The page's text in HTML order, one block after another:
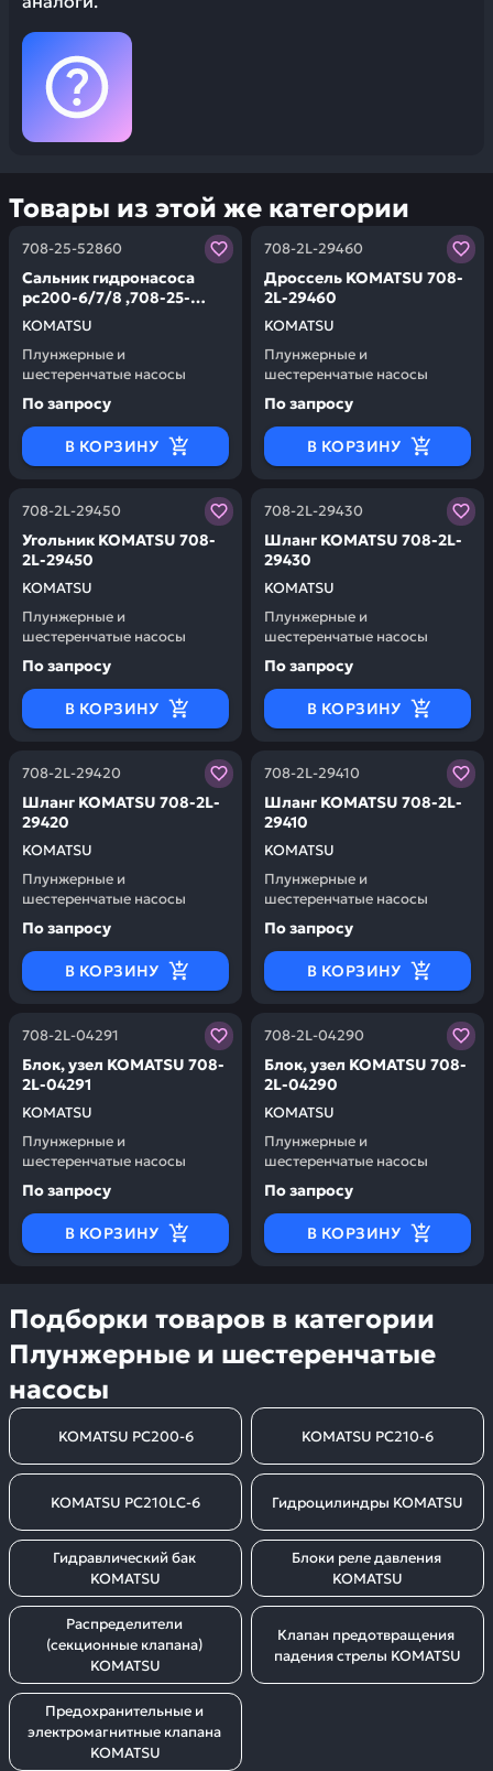
Товары из этой же категории
708-25-52860
KOMATSU
Сальник гидронасоса
pc200-6/7/8 ,708-25-
52861, 706-73-40920, 708-
27-14510,
45x68x12 мм KOMATSU
708-25-52860
Плунжерные и
шестеренчатые насосы
Заказывая запчасти у нас, вы получаете гарантию
По запросу
В КОРЗИНУ
708-2L-29460
KOMATSU
Дроссель KOMATSU 708-
2L-29460
Плунжерные и
шестеренчатые насосы
Заказывая запчасти у
По запросу
В КОРЗИНУ
708-2L-29450
KOMATSU
Угольник KOMATSU 708-
2L-29450
Плунжерные и
шестеренчатые насосы
Заказывая запчасти у нас, вы получаете гарантию
По запросу
В КОРЗИНУ
708-2L-29430
KOMATSU
Шланг KOMATSU 708-2L-
29430
Плунжерные и
шестеренчатые насосы
Заказывая запчасти у
По запросу
В КОРЗИНУ
708-2L-29420
KOMATSU
Шланг KOMATSU 708-2L-
29420
Плунжерные и
шестеренчатые насосы
Заказывая запчасти у нас, вы получаете гарантию
По запросу
В КОРЗИНУ
708-2L-29410
KOMATSU
Шланг KOMATSU 708-2L-
29410
Плунжерные и
шестеренчатые насосы
Заказывая запчасти у
По запросу
В КОРЗИНУ
708-2L-04291
KOMATSU
Блок, узел KOMATSU 708-
2L-04291
Плунжерные и
шестеренчатые насосы
Заказывая запчасти у нас, вы получаете гарантию
По запросу
В КОРЗИНУ
708-2L-04290
KOMATSU
Блок, узел KOMATSU 708-
2L-04290
Плунжерные и
шестеренчатые насосы
Заказывая запчасти у
По запросу
В КОРЗИНУ
Подборки товаров в категории
Плунжерные и шестеренчатые
насосы
KOMATSU PC200-6 KOMATSU PC210-6
KOMATSU PC210LC-6 Гидроцилиндры KOMATSU
Гидравлический бак
KOMATSU
Блоки реле давления
KOMATSU
Распределители
(секционные клапана)
KOMATSU
Клапан предотвращения
падения стрелы KOMATSU
Предохранительные и
электромагнитные клапана
KOMATSU